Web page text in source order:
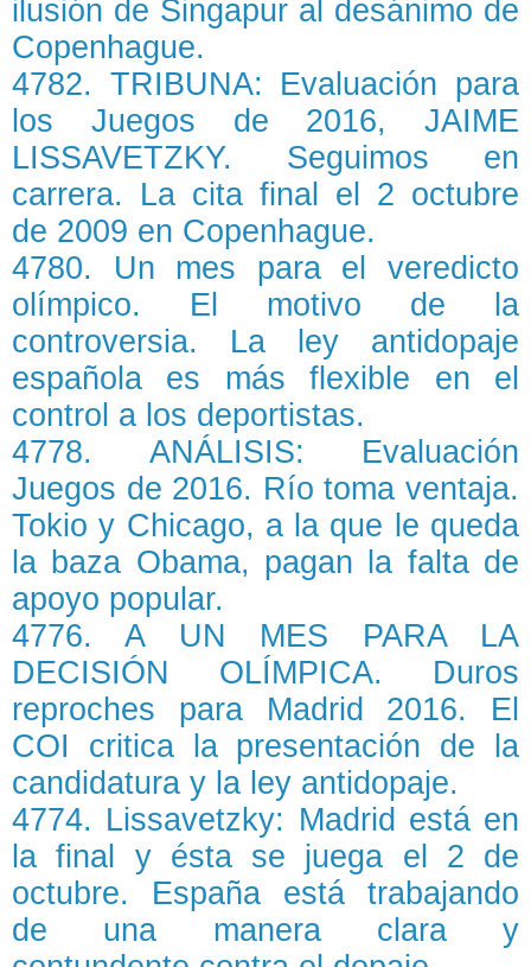
ilusión de Singapur al desánimo de
Copenhague.
4782. TRIBUNA: Evaluación para
los Juegos de 2016, JAIME
LISSAVETZKY. Seguimos en
carrera. La cita final el 2 octubre
de 2009 en Copenhague.
4780. Un mes para el veredicto
olímpico. El motivo de la
controversia. La ley antidopaje
española es más flexible en el
control a los deportistas.
4778. ANÁLISIS: Evaluación
Juegos de 2016. Río toma ventaja.
Tokio y Chicago, a la que le queda
la baza Obama, pagan la falta de
apoyo popular.
4776. A UN MES PARA LA
DECISIÓN OLÍMPICA. Duros
reproches para Madrid 2016. El
COI critica la presentación de la
candidatura y la ley antidopaje.
4774. Lissavetzky: Madrid está en
la final y ésta se juega el 2 de
octubre. España está trabajando
de una manera clara y